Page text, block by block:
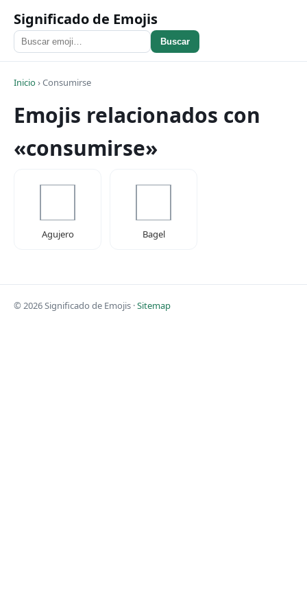
Significado de Emojis
Buscar
Inicio›Consumirse
Emojis relacionados con
«consumirse»
Agujero Bagel
© 2026 Significado de Emojis ·Sitemap